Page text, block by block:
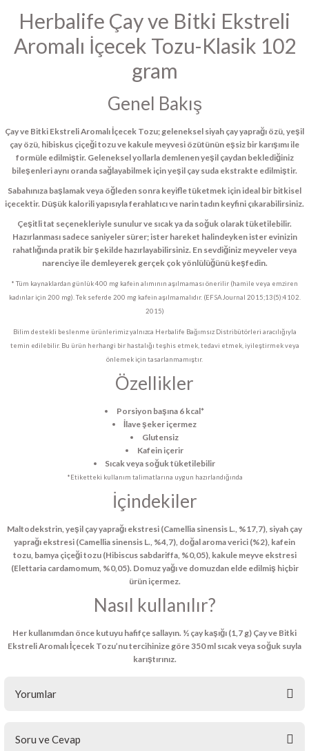
Herbalife Çay ve Bitki Ekstreli
Aromalı İçecek Tozu-Klasik 102
gram
Genel Bakış
Çay ve Bitki Ekstreli Aromalı İçecek Tozu; geleneksel siyah çay yaprağı özü, yeşil
çay özü, hibiskus çiçeği tozu ve kakule meyvesi özütünün eşsiz bir karışımı ile
formüle edilmiştir. Geleneksel yollarla demlenen yeşil çaydan beklediğiniz
bileşenleri aynı oranda sağlayabilmek için yeşil çay suda ekstrakte edilmiştir.
Sabahınıza başlamak veya öğleden sonra keyifle tüketmek için ideal bir bitkisel
içecektir. Düşük kalorili yapısıyla ferahlatıcı ve narin tadın keyfini çıkarabilirsiniz.
Çeşitli tat seçenekleriyle sunulur ve sıcak ya da soğuk olarak tüketilebilir.
Hazırlanması sadece saniyeler sürer; ister hareket halindeyken ister evinizin
rahatlığında pratik bir şekilde hazırlayabilirsiniz. En sevdiğiniz meyveler veya
narenciye ile demleyerek gerçek çok yönlülüğünü keşfedin.
* Tüm kaynaklardan günlük 400 mg kafein alımının aşılmaması önerilir (hamile veya emziren
kadınlar için 200 mg). Tek seferde 200 mg kafein aşılmamalıdır. (EFSA Journal 2015;13(5):4102.
2015)
Bilim destekli beslenme ürünlerimiz yalnızca Herbalife Bağımsız Distribütörleri aracılığıyla
temin edilebilir. Bu ürün herhangi bir hastalığı teşhis etmek, tedavi etmek, iyileştirmek veya
önlemek için tasarlanmamıştır.
Özellikler
Porsiyon başına 6 kcal*
İlave şeker içermez
Glutensiz
Kafein içerir
Sıcak veya soğuk tüketilebilir
*Etiketteki kullanım talimatlarına uygun hazırlandığında
İçindekiler
Maltodekstrin, yeşil çay yaprağı ekstresi (Camellia sinensis L., %17,7), siyah çay
yaprağı ekstresi (Camellia sinensis L., %4,7), doğal aroma verici (%2), kafein
tozu, bamya çiçeği tozu (Hibiscus sabdariffa, %0,05), kakule meyve ekstresi
(Elettaria cardamomum, %0,05). Domuz yağı ve domuzdan elde edilmiş hiçbir
ürün içermez.
Nasıl kullanılır?
Her kullanımdan önce kutuyu hafifçe sallayın. ½ çay kaşığı (1,7 g) Çay ve Bitki
Ekstreli Aromalı İçecek Tozu’nu tercihinize göre 350 ml sıcak veya soğuk suyla
karıştırınız.
Yorumlar
Soru ve Cevap